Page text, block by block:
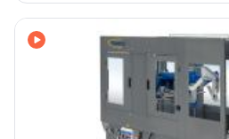
Avec vidéo